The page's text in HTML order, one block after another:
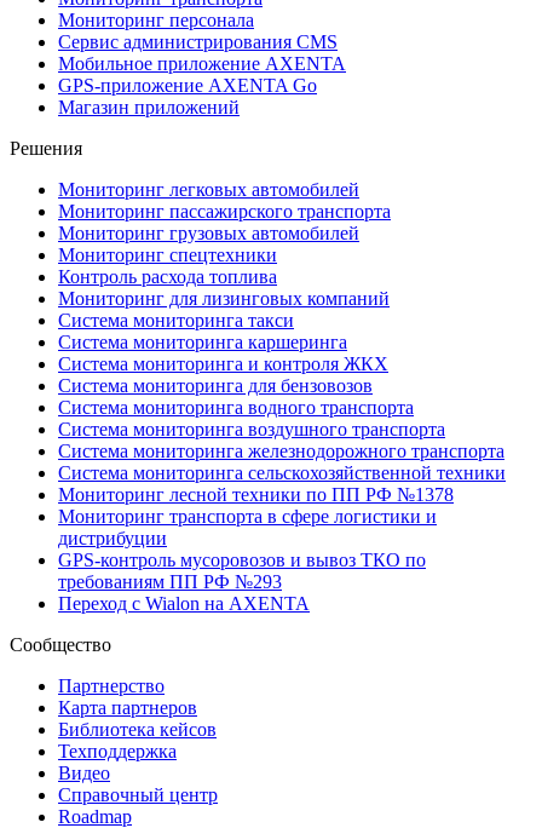
Мониторинг персонала
Сервис администрирования CMS
Мобильное приложение AXENTA
GPS-приложение AXENTA Go
Магазин приложений
Решения
Мониторинг легковых автомобилей
Мониторинг пассажирского транспорта
Мониторинг грузовых автомобилей
Мониторинг спецтехники
Контроль расхода топлива
Мониторинг для лизинговых компаний
Система мониторинга такси
Система мониторинга каршеринга
Система мониторинга и контроля ЖКХ
Система мониторинга для бензовозов
Система мониторинга водного транспорта
Система мониторинга воздушного транспорта
Система мониторинга железнодорожного транспорта
Система мониторинга сельскохозяйственной техники
Мониторинг лесной техники по ПП РФ №1378
Мониторинг транспорта в сфере логистики и
дистрибуции
GPS-контроль мусоровозов и вывоз ТКО по
требованиям ПП РФ №293
Переход с Wialon на AXENTA
Сообщество
Партнерство
Карта партнеров
Библиотека кейсов
Техподдержка
Видео
Справочный центр
Roadmap